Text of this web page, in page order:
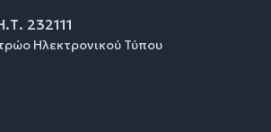
232111
Ηλεκτρονικού Τύπου